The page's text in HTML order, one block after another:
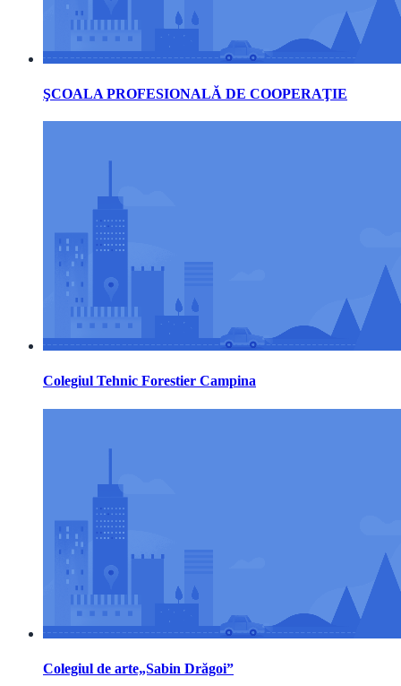
ŞCOALA PROFESIONALĂ DE COOPERAŢIE
Colegiul Tehnic Forestier Campina
Colegiul de arte„Sabin Drăgoi”